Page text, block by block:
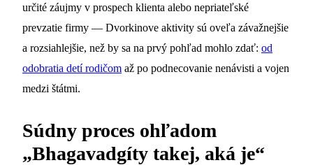
určité záujmy v prospech klienta alebo nepriateľské
prevzatie firmy — Dvorkinove aktivity sú oveľa závažnejšie
a rozsiahlejšie, než by sa na prvý pohľad mohlo zdať: od
odobratia detí rodičom až po podnecovanie nenávisti a vojen
medzi štátmi.
Súdny proces ohľadom
„Bhagavadgíty takej, aká je“